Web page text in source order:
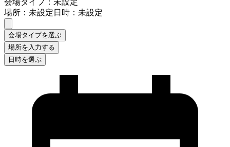
場所：未設定日時：未設定
会場タイプを選ぶ
場所を入力する
日時を選ぶ